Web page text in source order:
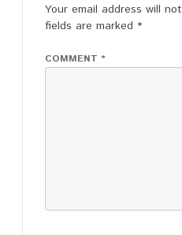
Your email address will
fields are marked *
COMMENT *